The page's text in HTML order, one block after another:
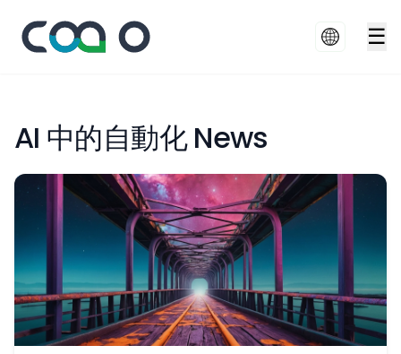
☰
AI 中的自動化 News